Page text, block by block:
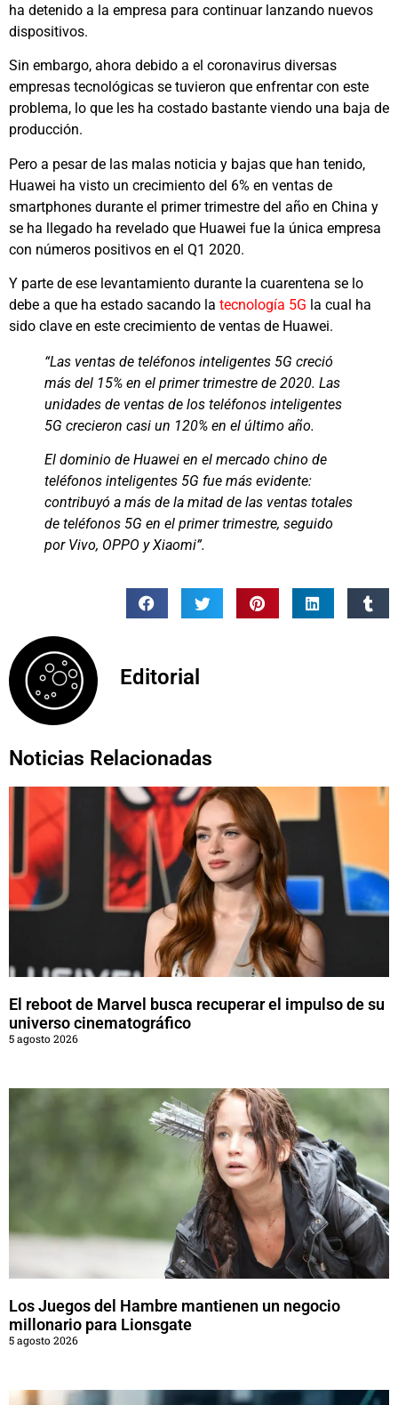
ha detenido a la empresa para continuar lanzando nuevos
dispositivos.
Sin embargo, ahora debido a el coronavirus diversas
empresas tecnológicas se tuvieron que enfrentar con este
problema, lo que les ha costado bastante viendo una baja de
producción.
Pero a pesar de las malas noticia y bajas que han tenido,
Huawei ha visto un crecimiento del 6% en ventas de
smartphones durante el primer trimestre del año en China y
se ha llegado ha revelado que Huawei fue la única empresa
con números positivos en el Q1 2020.
Y parte de ese levantamiento durante la cuarentena se lo
debe a que ha estado sacando la tecnología 5G la cual ha
sido clave en este crecimiento de ventas de Huawei.
“Las ventas de teléfonos inteligentes 5G creció
más del 15% en el primer trimestre de 2020. Las
unidades de ventas de los teléfonos inteligentes
5G crecieron casi un 120% en el último año.
El dominio de Huawei en el mercado chino de
teléfonos inteligentes 5G fue más evidente:
contribuyó a más de la mitad de las ventas totales
de teléfonos 5G en el primer trimestre, seguido
por Vivo, OPPO y Xiaomi”.
Editorial
Noticias Relacionadas
El reboot de Marvel busca recuperar el impulso de su
universo cinematográfico
5 agosto 2026
Los Juegos del Hambre mantienen un negocio
millonario para Lionsgate
5 agosto 2026